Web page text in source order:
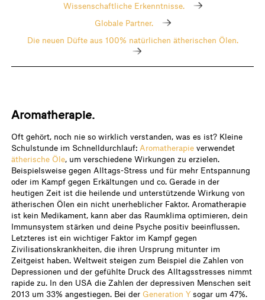
Wissenschaftliche Erkenntnisse.
Globale Partner.
Die neuen Düfte aus 100% natürlichen ätherischen Ölen.
Aromatherapie.
Oft gehört, noch nie so wirklich verstanden, was es ist? Kleine
Schulstunde im Schnelldurchlauf: Aromatherapie verwendet
ätherische Öle, um verschiedene Wirkungen zu erzielen.
Beispielsweise gegen Alltags-Stress und für mehr Entspannung
oder im Kampf gegen Erkältungen und co. Gerade in der
heutigen Zeit ist die heilende und unterstützende Wirkung von
ätherischen Ölen ein nicht unerheblicher Faktor. Aromatherapie
ist kein Medikament, kann aber das Raumklima optimieren, dein
Immunsystem stärken und deine Psyche positiv beeinflussen.
Letzteres ist ein wichtiger Faktor im Kampf gegen
Zivilisationskrankheiten, die ihren Ursprung mitunter im
Zeitgeist haben. Weltweit steigen zum Beispiel die Zahlen von
Depressionen und der gefühlte Druck des Alltagsstresses nimmt
rapide zu. In den USA die Zahlen der depressiven Menschen seit
2013 um 33% angestiegen. Bei der Generation Y sogar um 47%.